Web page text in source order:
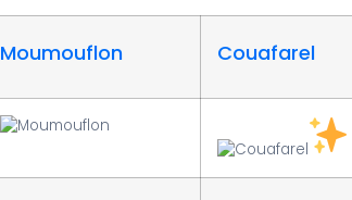
Moumouflon Couafarel